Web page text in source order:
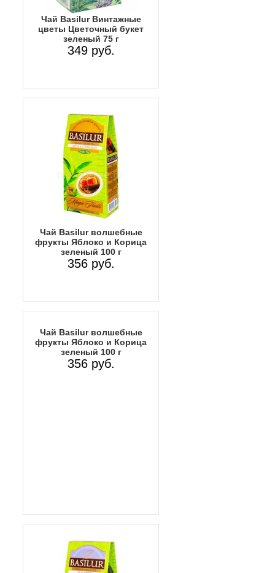
Чай Basilur Винтажные
цветы Цветочный букет
зеленый 75 г
349 руб.
Чай Basilur волшебные
фрукты Яблоко и Корица
зеленый 100 г
356 руб.
Чай Basilur волшебные
фрукты Яблоко и Корица
зеленый 100 г
356 руб.